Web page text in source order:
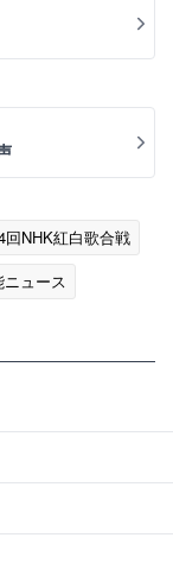
回NHK紅白歌合戦
ュース